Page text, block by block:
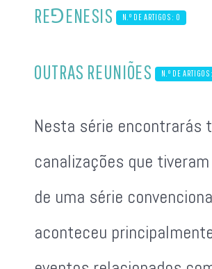
RE⅁ENESIS N.º DE ARTIGOS: 0
OUTRAS REUNIÕES N.º DE
Nesta série encontrarás
canalizações que
de uma série
aconteceu